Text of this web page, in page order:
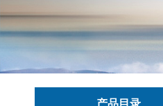
产品目录